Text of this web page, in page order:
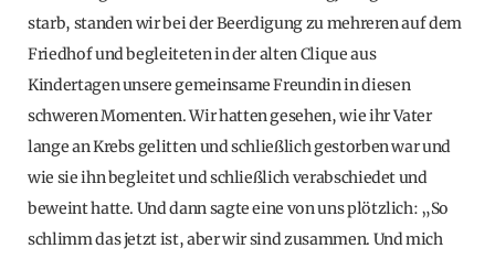
starb, standen wir bei der Beerdigung zu mehreren auf dem
Friedhof und begleiteten in der alten Clique aus
Kindertagen unsere gemeinsame Freundin in diesen
schweren Momenten. Wir hatten gesehen, wie ihr Vater
lange an Krebs gelitten und schließlich gestorben war und
wie sie ihn begleitet und schließlich verabschiedet und
beweint hatte. Und dann sagte eine von uns plötzlich: „So
schlimm das jetzt ist, aber wir sind zusammen. Und mich